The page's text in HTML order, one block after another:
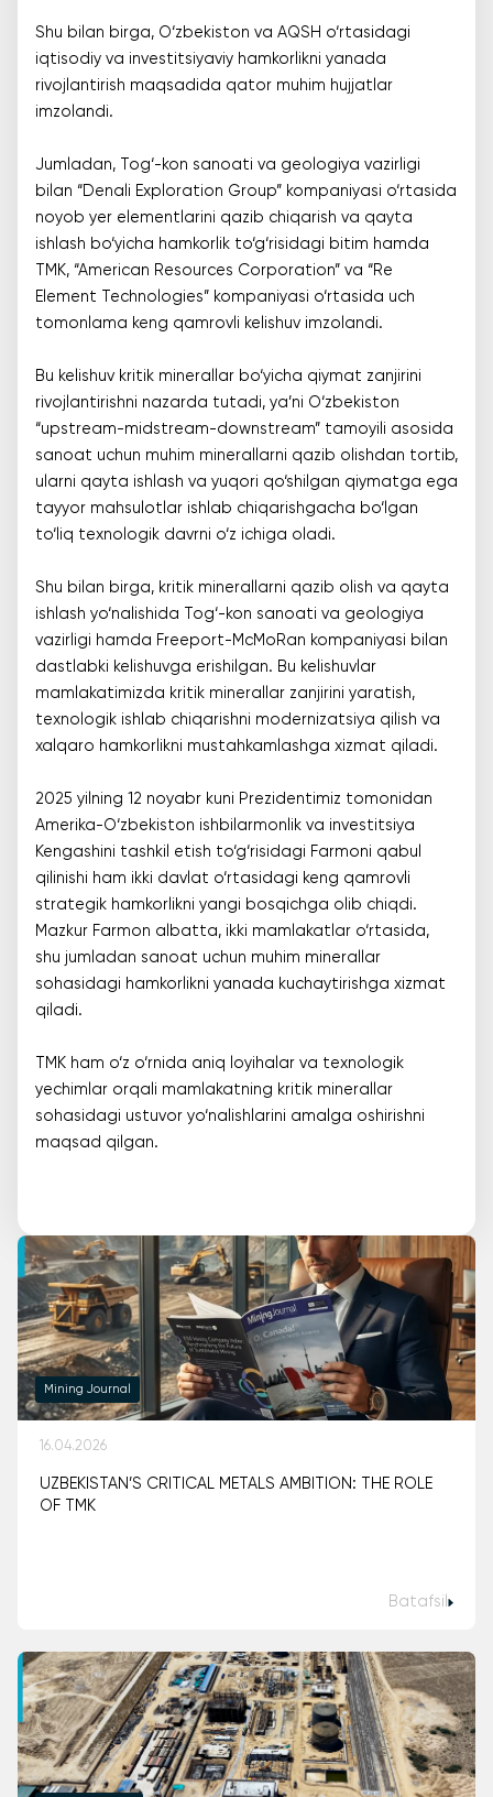
Shu bilan birga, O‘zbekiston va AQSH o‘rtasidagi
iqtisodiy va investitsiyaviy hamkorlikni yanada
rivojlantirish maqsadida qator muhim hujjatlar
imzolandi.
Jumladan, Tog‘-kon sanoati va geologiya vazirligi
bilan “Denali Exploration Group” kompaniyasi o‘rtasida
noyob yer elementlarini qazib chiqarish va qayta
ishlash bo‘yicha hamkorlik to‘g‘risidagi bitim hamda
TMK, “American Resources Corporation” va “Re
Element Technologies” kompaniyasi o‘rtasida uch
tomonlama keng qamrovli kelishuv imzolandi.
Bu kelishuv kritik minerallar bo‘yicha qiymat zanjirini
rivojlantirishni nazarda tutadi, ya’ni O‘zbekiston
“upstream-midstream-downstream” tamoyili asosida
sanoat uchun muhim minerallarni qazib olishdan tortib,
ularni qayta ishlash va yuqori qo‘shilgan qiymatga ega
tayyor mahsulotlar ishlab chiqarishgacha bo‘lgan
to‘liq texnologik davrni o‘z ichiga oladi.
Shu bilan birga, kritik minerallarni qazib olish va qayta
ishlash yo‘nalishida Tog‘-kon sanoati va geologiya
vazirligi hamda Freeport-McMoRan kompaniyasi bilan
dastlabki kelishuvga erishilgan. Bu kelishuvlar
mamlakatimizda kritik minerallar zanjirini yaratish,
texnologik ishlab chiqarishni modernizatsiya qilish va
xalqaro hamkorlikni mustahkamlashga xizmat qiladi.
2025 yilning 12 noyabr kuni Prezidentimiz tomonidan
Amerika-O‘zbekiston ishbilarmonlik va investitsiya
Kengashini tashkil etish to‘g‘risidagi Farmoni qabul
qilinishi ham ikki davlat o‘rtasidagi keng qamrovli
strategik hamkorlikni yangi bosqichga olib chiqdi.
Mazkur Farmon albatta, ikki mamlakatlar o‘rtasida,
shu jumladan sanoat uchun muhim minerallar
sohasidagi hamkorlikni yanada kuchaytirishga xizmat
qiladi.
TMK ham o‘z o‘rnida aniq loyihalar va texnologik
yechimlar orqali mamlakatning kritik minerallar
sohasidagi ustuvor yo‘nalishlarini amalga oshirishni
maqsad qilgan.
Mining Journal
16.04.2026
UZBEKISTAN’S CRITICAL METALS AMBITION: THE ROLE
OF TMK
Batafsil